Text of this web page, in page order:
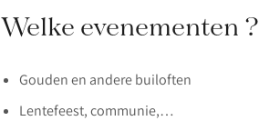
Welke evenementen ?
Gouden en andere builoften
Lentefeest, communie,…